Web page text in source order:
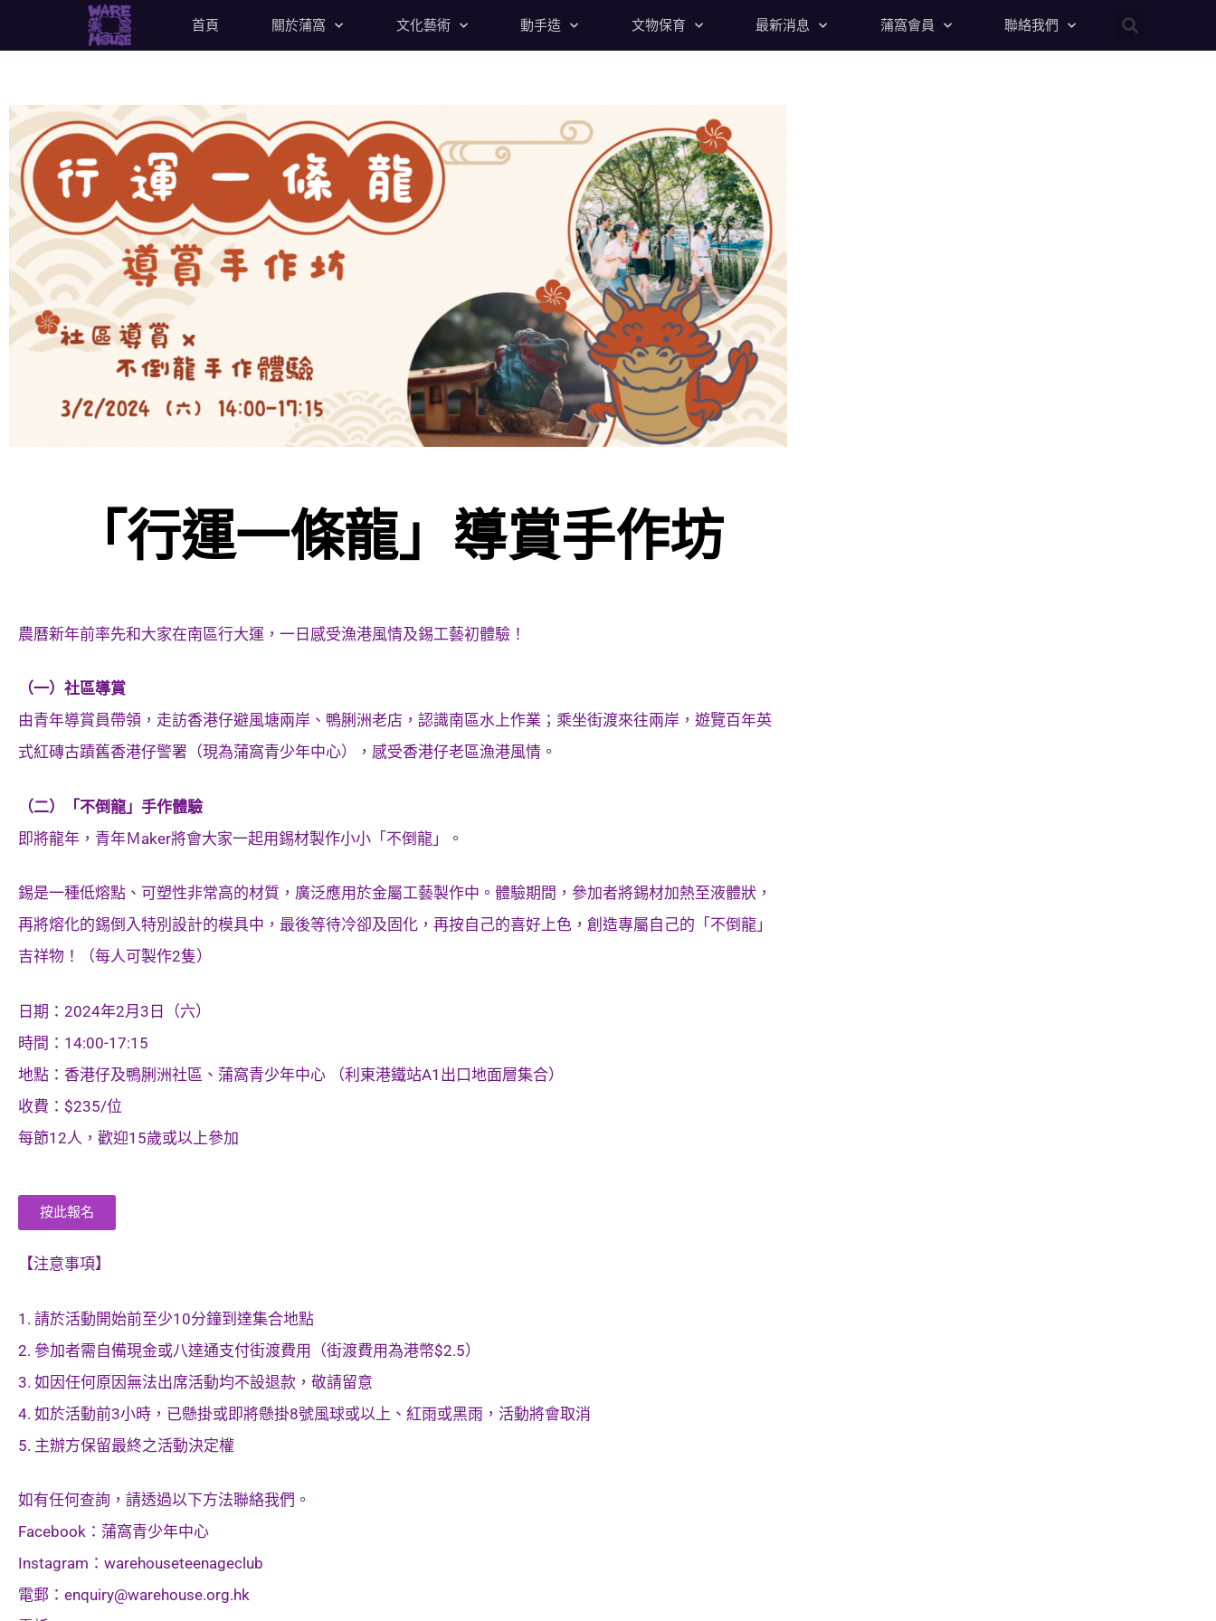
首頁 關於蒲窩 文化藝術 動手造 文物保育 最新消息 蒲窩會員 聯絡我們
「行運一條龍」導賞手作坊
農曆新年前率先和大家在南區行大運，一日感受漁港風情及錫工藝初體驗！
（一）社區導賞
由青年導賞員帶領，走訪香港仔避風塘兩岸、鴨脷洲老店，認識南區水上作業；乘坐街渡來往兩岸，遊覽百年英
式紅磚古蹟舊香港仔警署（現為蒲窩青少年中心），感受香港仔老區漁港風情。
（二）「不倒龍」手作體驗
即將龍年，青年Ｍaker將會大家一起用錫材製作小小「不倒龍」。
錫是一種低熔點、可塑性非常高的材質，廣泛應用於金屬工藝製作中。體驗期間，參加者將錫材加熱至液體狀，
再將熔化的錫倒入特別設計的模具中，最後等待冷卻及固化，再按自己的喜好上色，創造專屬自己的「不倒龍」
吉祥物！（每人可製作2隻）
日期：2024年2月3日（六）
時間：14:00-17:15
地點：香港仔及鴨脷洲社區、蒲窩青少年中心 （利東港鐵站A1出口地面層集合）
收費：$235/位
每節12人，歡迎15歲或以上參加
按此報名
【注意事項】
1. 請於活動開始前至少10分鐘到達集合地點
2. 參加者需自備現金或八達通支付街渡費用（街渡費用為港幣$2.5）
3. 如因任何原因無法出席活動均不設退款，敬請留意
4. 如於活動前3小時，已懸掛或即將懸掛8號風球或以上、紅雨或黑雨，活動將會取消
5. 主辦方保留最終之活動決定權
如有任何查詢，請透過以下方法聯絡我們。
Facebook：蒲窩青少年中心
Instagram：warehouseteenageclub
電郵： enquiry@warehouse.org.hk